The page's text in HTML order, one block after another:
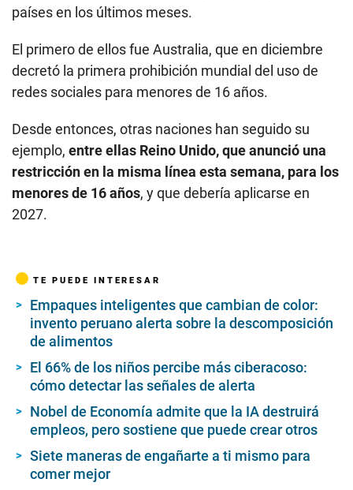
países en los últimos meses.
El primero de ellos fue Australia, que en diciembre
decretó la primera prohibición mundial del uso de
redes sociales para menores de 16 años.
Desde entonces, otras naciones han seguido su
ejemplo, entre ellas Reino Unido, que anunció una
restricción en la misma línea esta semana, para los
menores de 16 años, y que debería aplicarse en
2027.
TE PUEDE INTERESAR
Empaques inteligentes que cambian de color:
invento peruano alerta sobre la descomposición
de alimentos
El 66% de los niños percibe más ciberacoso:
cómo detectar las señales de alerta
Nobel de Economía admite que la IA destruirá
empleos, pero sostiene que puede crear otros
Siete maneras de engañarte a ti mismo para
comer mejor